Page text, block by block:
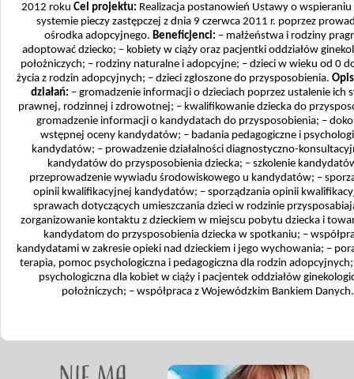
2012 rokuCel projektu: Realizacja postanowień Ustawy o
systemie pieczy zastępczej z dnia 9 czerwca 2011 r. poprzez
ośrodka adopcyjnego. Beneficjenci: – małżeństwa i rodziny
adoptować dziecko; – kobiety w ciąży oraz pacjentki oddziałów
położniczych; – rodziny naturalne i adopcyjne; – dzieci w wieku od 0
życia z rodzin adopcyjnych; – dzieci zgłoszone do przysposobienia.
działań: – gromadzenie informacji o dzieciach poprzez ustalenie ich
prawnej, rodzinnej i zdrowotnej; – kwalifikowanie dziecka do
gromadzenie informacji o kandydatach do przysposobienia; –
wstępnej oceny kandydatów; – badania pedagogiczne i
kandydatów; – prowadzenie działalności diagnostyczno-
kandydatów do przysposobienia dziecka; – szkolenie
przeprowadzenie wywiadu środowiskowego u kandydatów; –
opinii kwalifikacyjnej kandydatów; – sporządzania opinii
sprawach dotyczących umieszczania dzieci w rodzinie
zorganizowanie kontaktu z dzieckiem w miejscu pobytu dziecka i
kandydatom do przysposobienia dziecka w spotkaniu; –
kandydatami w zakresie opieki nad dzieckiem i jego wychowania; –
terapia, pomoc psychologiczna i pedagogiczna dla rodzin
psychologiczna dla kobiet w ciąży i pacjentek oddziałów
położniczych; – współpraca z Wojewódzkim Bankiem Danych.